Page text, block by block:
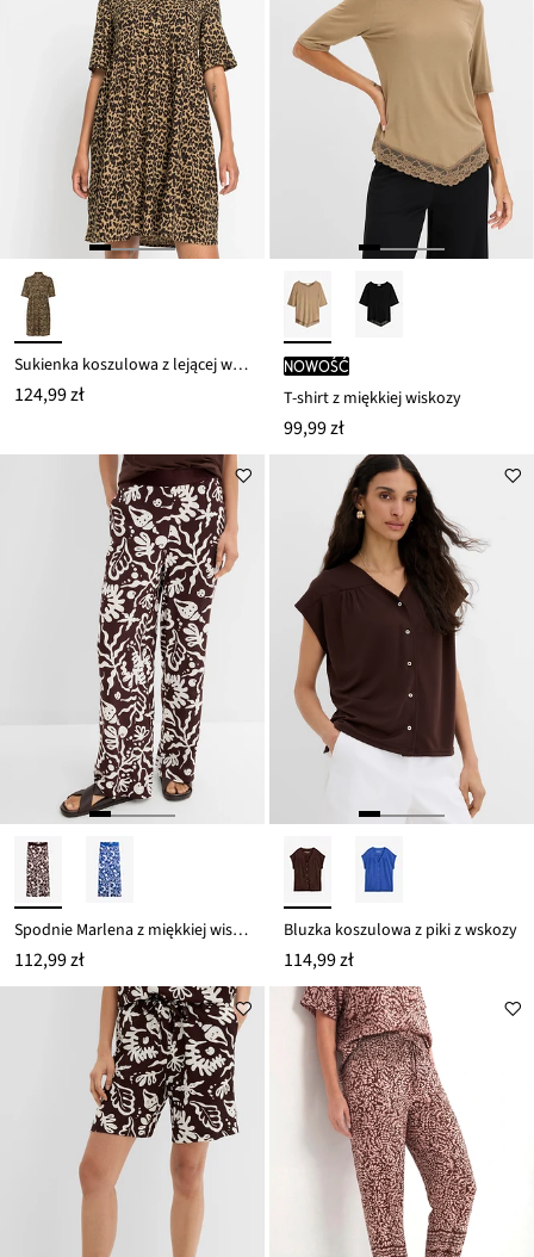
Sukienka koszulowa z lejącej wiskozy
124,99 zł
nowość
T-shirt z miękkiej wiskozy
99,99 zł
Spodnie Marlena z miękkiej wiskozy
112,99 zł
Bluzka koszulowa z piki z wskozy
114,99 zł